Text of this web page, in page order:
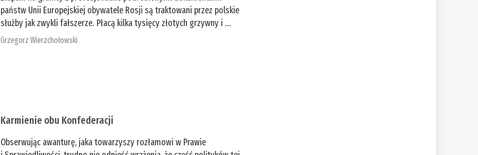
państw Unii Europejskiej obywatele Rosji są traktowani przez polskie
służby jak zwykli fałszerze. Płacą kilka tysięcy złotych grzywny i ...
Grzegorz Wierzchołowski
Karmienie obu Konfederacji
Obserwując awanturę, jaka towarzyszy rozłamowi w Prawie